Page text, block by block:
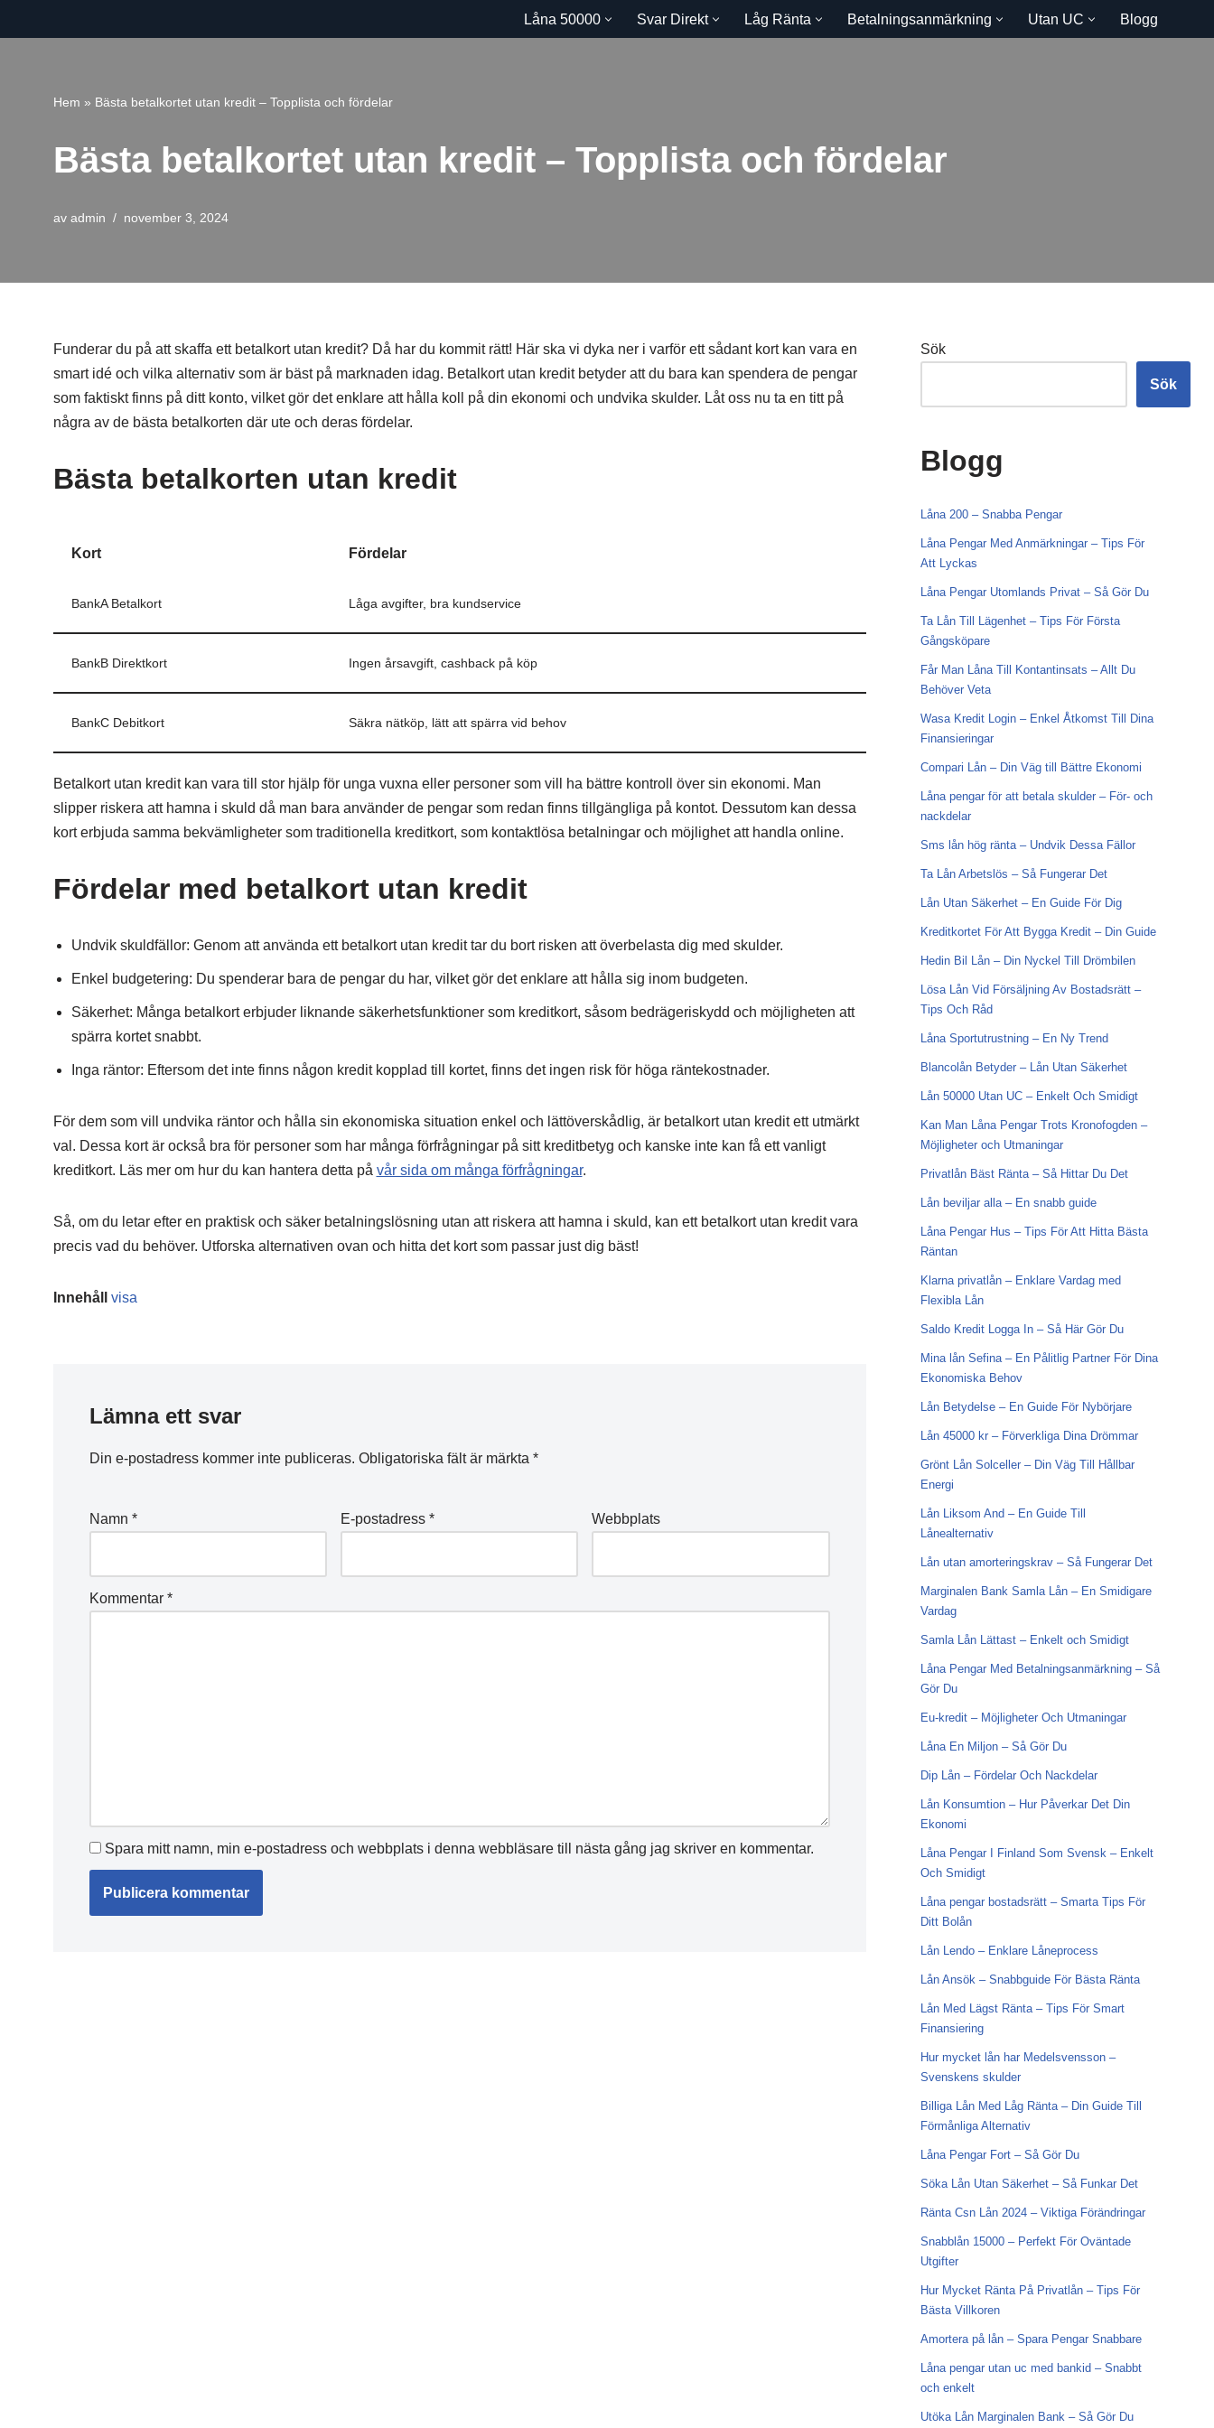
innehåll
Låna 50000 Svar Direkt Låg Ränta Betalningsanmärkning Utan UC Blogg
Hem » Bästa betalkortet utan kredit – Topplista och fördelar
Bästa betalkortet utan kredit – Topplista och fördelar
av admin november 3, 2024
Funderar du på att skaffa ett betalkort utan kredit? Då har du kommit rätt! Här ska vi dyka ner i varför ett sådant kort kan vara en
smart idé och vilka alternativ som är bäst på marknaden idag. Betalkort utan kredit betyder att du bara kan spendera de pengar
som faktiskt finns på ditt konto, vilket gör det enklare att hålla koll på din ekonomi och undvika skulder. Låt oss nu ta en titt på
några av de bästa betalkorten där ute och deras fördelar.
Bästa betalkorten utan kredit
Kort Fördelar
BankA Betalkort Låga avgifter, bra kundservice
BankB Direktkort Ingen årsavgift, cashback på köp
BankC Debitkort Säkra nätköp, lätt att spärra vid behov
Betalkort utan kredit kan vara till stor hjälp för unga vuxna eller personer som vill ha bättre kontroll över sin ekonomi. Man
slipper riskera att hamna i skuld då man bara använder de pengar som redan finns tillgängliga på kontot. Dessutom kan dessa
kort erbjuda samma bekvämligheter som traditionella kreditkort, som kontaktlösa betalningar och möjlighet att handla online.
Fördelar med betalkort utan kredit
Undvik skuldfällor: Genom att använda ett betalkort utan kredit tar du bort risken att överbelasta dig med skulder.
Enkel budgetering: Du spenderar bara de pengar du har, vilket gör det enklare att hålla sig inom budgeten.
Säkerhet: Många betalkort erbjuder liknande säkerhetsfunktioner som kreditkort, såsom bedrägeriskydd och möjligheten att
spärra kortet snabbt.
Inga räntor: Eftersom det inte finns någon kredit kopplad till kortet, finns det ingen risk för höga räntekostnader.
För dem som vill undvika räntor och hålla sin ekonomiska situation enkel och lättöverskådlig, är betalkort utan kredit ett utmärkt
val. Dessa kort är också bra för personer som har många förfrågningar på sitt kreditbetyg och kanske inte kan få ett vanligt
kreditkort. Läs mer om hur du kan hantera detta på vår sida om många förfrågningar.
Så, om du letar efter en praktisk och säker betalningslösning utan att riskera att hamna i skuld, kan ett betalkort utan kredit vara
precis vad du behöver. Utforska alternativen ovan och hitta det kort som passar just dig bäst!
Innehåll visa
Lämna ett svar
Din e-postadress kommer inte publiceras. Obligatoriska fält är märkta *
Namn * E-postadress * Webbplats
Kommentar *
Spara mitt namn, min e-postadress och webbplats i denna webbläsare till nästa gång jag skriver en kommentar.
Sök
Sök
Blogg
Låna 200 – Snabba Pengar
Låna Pengar Med Anmärkningar – Tips För
Att Lyckas
Låna Pengar Utomlands Privat – Så Gör Du
Ta Lån Till Lägenhet – Tips För Första
Gångsköpare
Får Man Låna Till Kontantinsats – Allt Du
Behöver Veta
Wasa Kredit Login – Enkel Åtkomst Till Dina
Finansieringar
Compari Lån – Din Väg till Bättre Ekonomi
Låna pengar för att betala skulder – För- och
nackdelar
Sms lån hög ränta – Undvik Dessa Fällor
Ta Lån Arbetslös – Så Fungerar Det
Lån Utan Säkerhet – En Guide För Dig
Kreditkortet För Att Bygga Kredit – Din Guide
Hedin Bil Lån – Din Nyckel Till Drömbilen
Lösa Lån Vid Försäljning Av Bostadsrätt –
Tips Och Råd
Låna Sportutrustning – En Ny Trend
Blancolån Betyder – Lån Utan Säkerhet
Lån 50000 Utan UC – Enkelt Och Smidigt
Kan Man Låna Pengar Trots Kronofogden –
Möjligheter och Utmaningar
Privatlån Bäst Ränta – Så Hittar Du Det
Lån beviljar alla – En snabb guide
Låna Pengar Hus – Tips För Att Hitta Bästa
Räntan
Klarna privatlån – Enklare Vardag med
Flexibla Lån
Saldo Kredit Logga In – Så Här Gör Du
Mina lån Sefina – En Pålitlig Partner För Dina
Ekonomiska Behov
Lån Betydelse – En Guide För Nybörjare
Lån 45000 kr – Förverkliga Dina Drömmar
Grönt Lån Solceller – Din Väg Till Hållbar
Energi
Lån Liksom And – En Guide Till
Lånealternativ
Lån utan amorteringskrav – Så Fungerar Det
Marginalen Bank Samla Lån – En Smidigare
Vardag
Samla Lån Lättast – Enkelt och Smidigt
Låna Pengar Med Betalningsanmärkning – Så
Gör Du
Eu-kredit – Möjligheter Och Utmaningar
Låna En Miljon – Så Gör Du
Dip Lån – Fördelar Och Nackdelar
Lån Konsumtion – Hur Påverkar Det Din
Ekonomi
Låna Pengar I Finland Som Svensk – Enkelt
Och Smidigt
Låna pengar bostadsrätt – Smarta Tips För
Ditt Bolån
Lån Lendo – Enklare Låneprocess
Lån Ansök – Snabbguide För Bästa Ränta
Lån Med Lägst Ränta – Tips För Smart
Finansiering
Hur mycket lån har Medelsvensson –
Svenskens skulder
Billiga Lån Med Låg Ränta – Din Guide Till
Förmånliga Alternativ
Låna Pengar Fort – Så Gör Du
Söka Lån Utan Säkerhet – Så Funkar Det
Ränta Csn Lån 2024 – Viktiga Förändringar
Snabblån 15000 – Perfekt För Oväntade
Utgifter
Hur Mycket Ränta På Privatlån – Tips För
Bästa Villkoren
Amortera på lån – Spara Pengar Snabbare
Låna pengar utan uc med bankid – Snabbt
och enkelt
Utöka Lån Marginalen Bank – Så Gör Du